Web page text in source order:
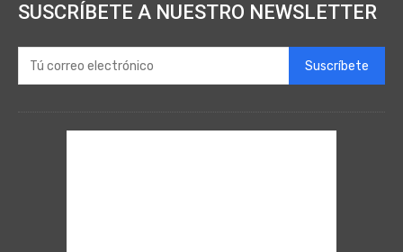
SUSCRÍBETE A NUESTRO NEWSLETTER
Suscríbete